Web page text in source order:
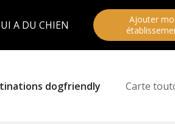
A DU CHIEN
Ajouter
dogfriendly Carte